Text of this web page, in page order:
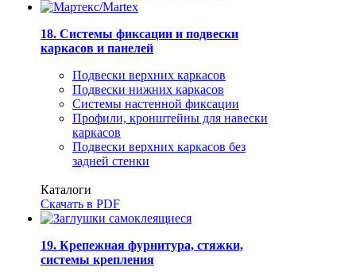
18. Системы фиксации и подвески
каркасов и панелей
Подвески верхних каркасов
Подвески нижних каркасов
Системы настенной фиксации
Профили, кронштейны для навески
каркасов
Подвески верхних каркасов без
задней стенки
Каталоги
Скачать в PDF
19. Крепежная фурнитура, стяжки,
системы крепления